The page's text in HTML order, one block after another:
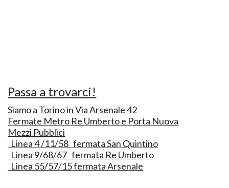
Passa a trovarci!
Siamo a Torino in Via Arsenale 42
Fermate Metro Re Umberto e Porta Nuova
Mezzi Pubblici
Linea 4 /11/58 fermata San Quintino
Linea 9/68/67 fermata Re Umberto
Linea 55/57/15 fermata Arsenale